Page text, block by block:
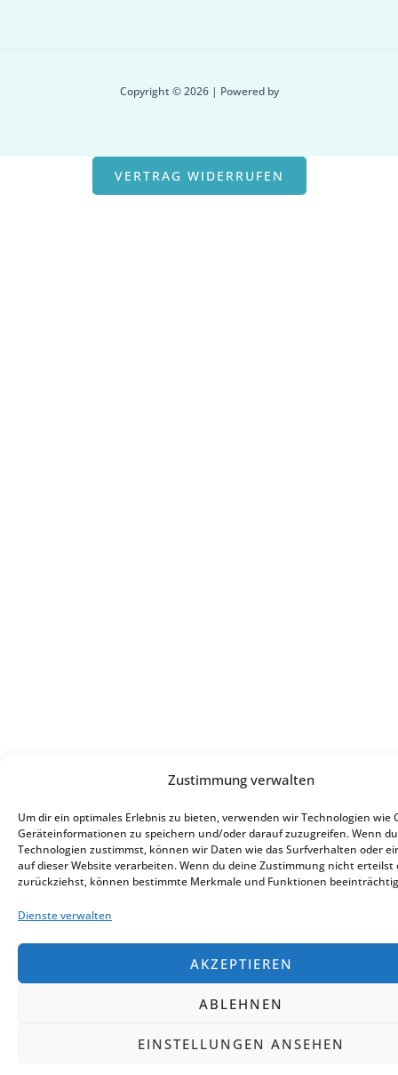
Zustimmung verwalten
Um dir ein optimales Erlebnis zu bieten, verwenden wir Technologien wie
Geräteinformationen zu speichern und/oder darauf zuzugreifen. Wenn
Technologien zustimmst, können wir Daten wie das Surfverhalten oder
auf dieser Website verarbeiten. Wenn du deine Zustimmung nicht erteilst
zurückziehst, können bestimmte Merkmale und Funktionen
Dienste verwalten
AKZEPTIEREN
ABLEHNEN
EINSTELLUNGEN ANSEHEN
Copyright © 2026 | Powered by
VERTRAG WIDERRUFEN